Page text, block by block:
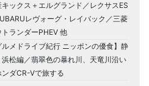
キックス＋エルグランド／レクサスES
レヴォーグ・レイバック／三菱
トランダーPHEV 他
ルメドライブ紀行 ニッポンの優食】静
浜松編／翡翠色の暴れ川、天竜川沿い
ンダCR-Vで旅する